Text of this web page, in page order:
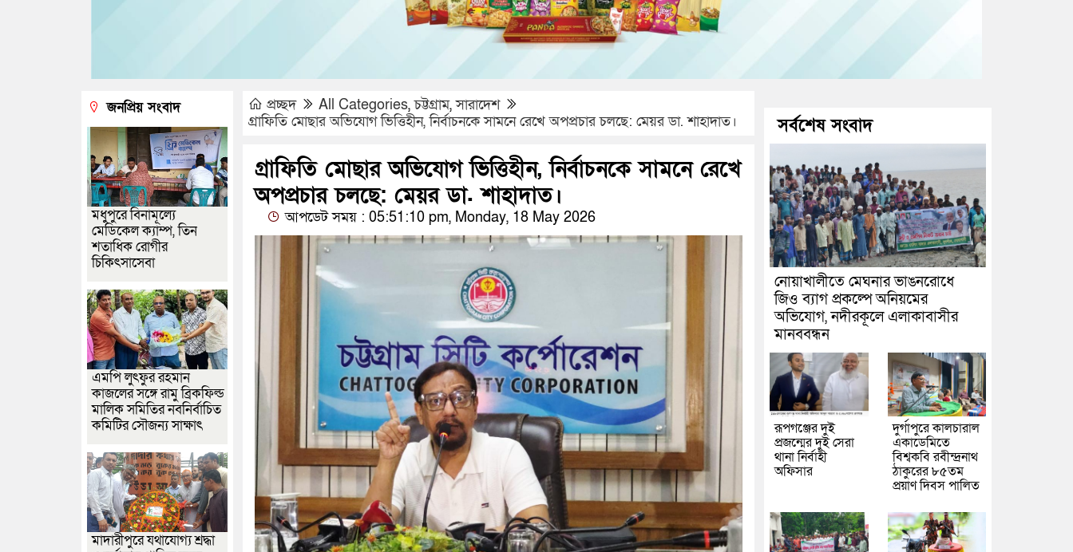
প্রচ্ছদ All Categories,চট্টগ্রাম,সারাদেশ
গ্রাফিতি মোছার অভিযোগ ভিত্তিহীন, নির্বাচনকে সামনে রেখে অপপ্রচার চলছে: মেয়র ডা. শাহাদাত।
গ্রাফিতি মোছার অভিযোগ ভিত্তিহীন, নির্বাচনকে সামনে রেখে
অপপ্রচার চলছে: মেয়র ডা. শাহাদাত।
আপডেট সময় : 05:51:10 pm, Monday, 18 May 2026
জনপ্রিয় সংবাদ
মধুপুরে বিনামূল্যে
মেডিকেল ক্যাম্প, তিন
শতাধিক রোগীর
চিকিৎসাসেবা
এমপি লুৎফুর রহমান
কাজলের সঙ্গে রামু ব্রিকফিল্ড
মালিক সমিতির নবনির্বাচিত
কমিটির সৌজন্য সাক্ষাৎ
মাদারীপুরে যথাযোগ্য শ্রদ্ধা
সর্বশেষ সংবাদ
নোয়াখালীতে মেঘনার ভাঙনরোধে
জিও ব্যাগ প্রকল্পে অনিয়মের
অভিযোগ, নদীরকূলে এলাকাবাসীর
মানববন্ধন
রূপগঞ্জের দুই
প্রজন্মের দুই সেরা
থানা নির্বাহী
অফিসার
দুর্গাপুরে কালচারাল
একাডেমিতে
বিশ্বকবি রবীন্দ্রনাথ
ঠাকুরের ৮৫তম
প্রয়াণ দিবস পালিত